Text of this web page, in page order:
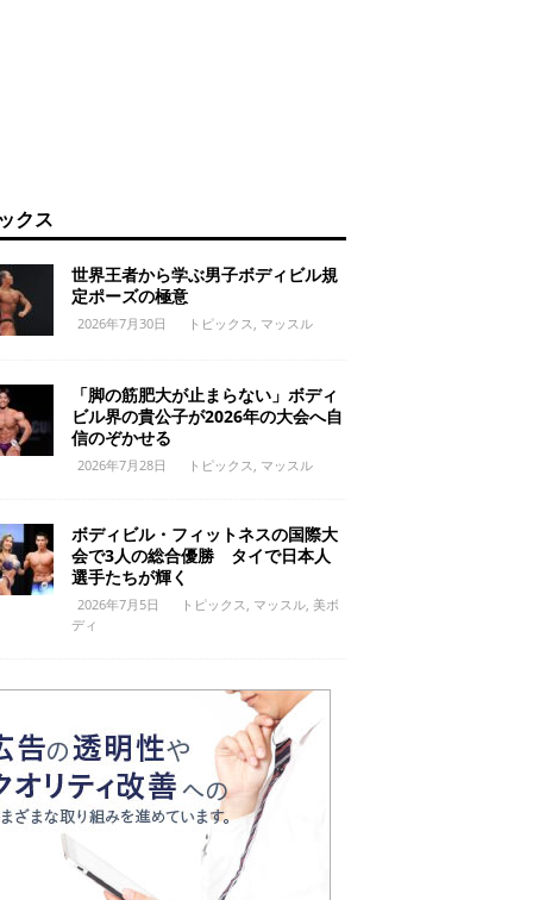
クス
世界王者から学ぶ男子ボディビル規
定ポーズの極意
2026年7月30日 トピックス マッスル
「脚の筋肥大が止まらない」ボディ
ビル界の貴公子が2026年の大会へ自
信のぞかせる
2026年7月28日 トピックス マッスル
ボディビル・フィットネスの国際大
会で3人の総合優勝 タイで日本人
選手たちが輝く
2026年7月5日 トピックス マッスル, 美ボ
ディ